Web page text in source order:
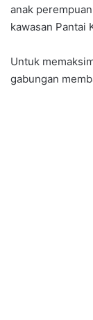
anak
kawasan Pantai
Untuk
gabungan